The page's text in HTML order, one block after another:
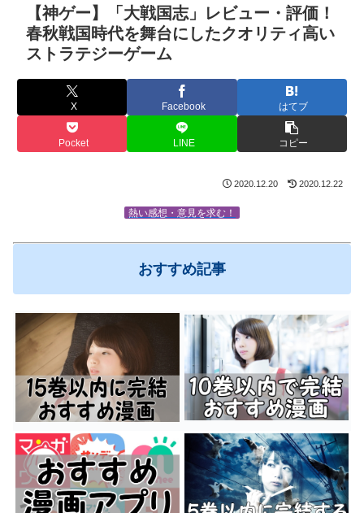
【神ゲー】「大戦国志」レビュー・評価！
春秋戦国時代を舞台にしたクオリティ高い
ストラテジーゲーム
X Facebook はてブ
Pocket LINE コピー
2020.12.20 2020.12.22
熱い感想・意見を求む！
おすすめ記事